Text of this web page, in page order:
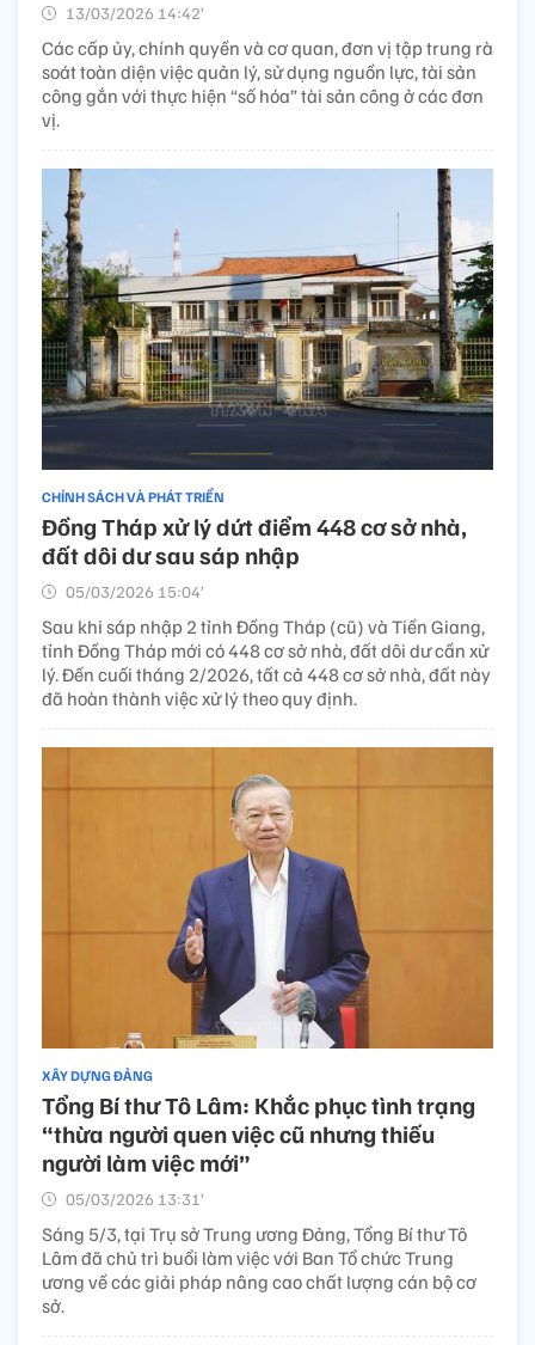
13/03/2026 14:42’
Các cấp ủy, chính quyền và cơ quan, đơn vị tập trung rà
soát toàn diện việc quản lý, sử dụng nguồn lực, tài sản
công gắn với thực hiện “số hóa” tài sản công ở các đơn
vị.
CHÍNH SÁCH VÀ PHÁT TRIỂN
Đồng Tháp xử lý dứt điểm 448 cơ sở nhà,
đất dôi dư sau sáp nhập
05/03/2026 15:04’
Sau khi sáp nhập 2 tỉnh Đồng Tháp (cũ) và Tiền Giang,
tỉnh Đồng Tháp mới có 448 cơ sở nhà, đất dôi dư cần xử
lý. Đến cuối tháng 2/2026, tất cả 448 cơ sở nhà, đất này
đã hoàn thành việc xử lý theo quy định.
XÂY DỰNG ĐẢNG
Tổng Bí thư Tô Lâm: Khắc phục tình trạng
“thừa người quen việc cũ nhưng thiếu
người làm việc mới”
05/03/2026 13:31’
Sáng 5/3, tại Trụ sở Trung ương Đảng, Tổng Bí thư Tô
Lâm đã chủ trì buổi làm việc với Ban Tổ chức Trung
ương về các giải pháp nâng cao chất lượng cán bộ cơ
sở.